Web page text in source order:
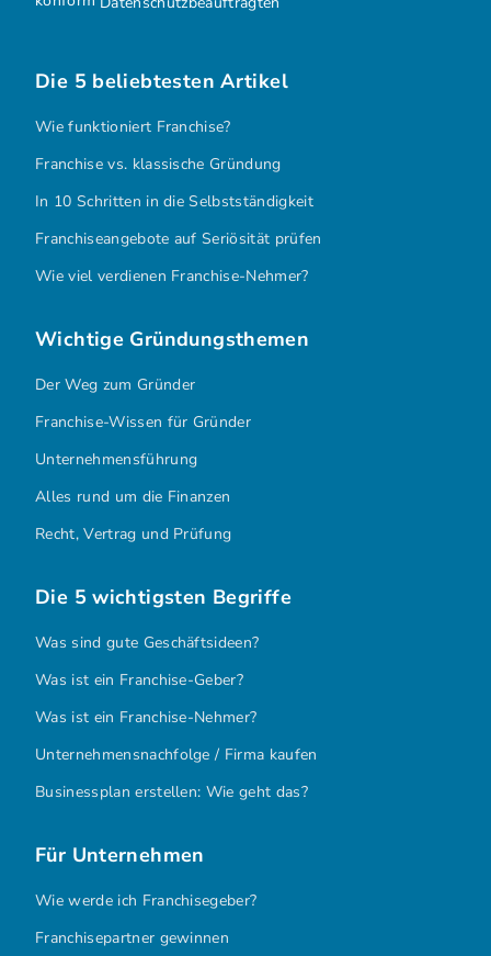
Die 5 beliebtesten Artikel
Wie funktioniert Franchise?
Franchise vs. klassische Gründung
In 10 Schritten in die Selbstständigkeit
Franchiseangebote auf Seriösität prüfen
Wie viel verdienen Franchise-Nehmer?
Wichtige Gründungsthemen
Der Weg zum Gründer
Franchise-Wissen für Gründer
Unternehmensführung
Alles rund um die Finanzen
Recht, Vertrag und Prüfung
Die 5 wichtigsten Begriffe
Was sind gute Geschäftsideen?
Was ist ein Franchise-Geber?
Was ist ein Franchise-Nehmer?
Unternehmensnachfolge / Firma kaufen
Businessplan erstellen: Wie geht das?
Für Unternehmen
Wie werde ich Franchisegeber?
Franchisepartner gewinnen